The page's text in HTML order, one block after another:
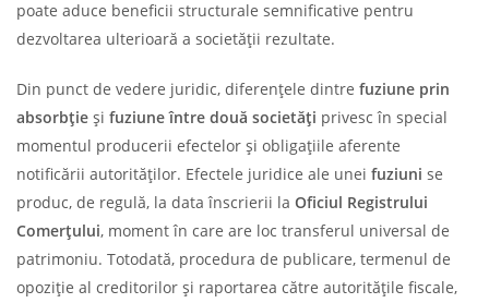
poate aduce beneficii structurale semnificative pentru
dezvoltarea ulterioară a societății rezultate.
Din punct de vedere juridic, diferențele dintre fuziune prin
absorbție și fuziune între două societăți privesc în special
momentul producerii efectelor și obligațiile aferente
notificării autorităților. Efectele juridice ale unei fuziuni se
produc, de regulă, la data înscrierii la Oficiul Registrului
Comerțului, moment în care are loc transferul universal de
patrimoniu. Totodată, procedura de publicare, termenul de
opoziție al creditorilor și raportarea către autoritățile fiscale,